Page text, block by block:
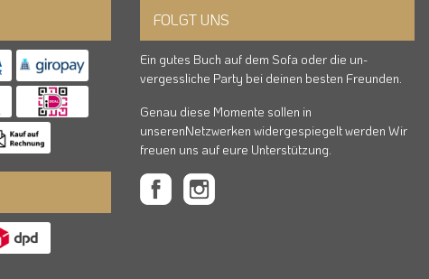
FOLGT UNS
Ein gutes Buch auf dem Sofa oder die un-
vergessliche Party bei deinen besten Freunden.
Genau diese Momente sollen in
unserenNetzwerken widergespiegelt werden Wir
freuen uns auf eure Unterstützung.